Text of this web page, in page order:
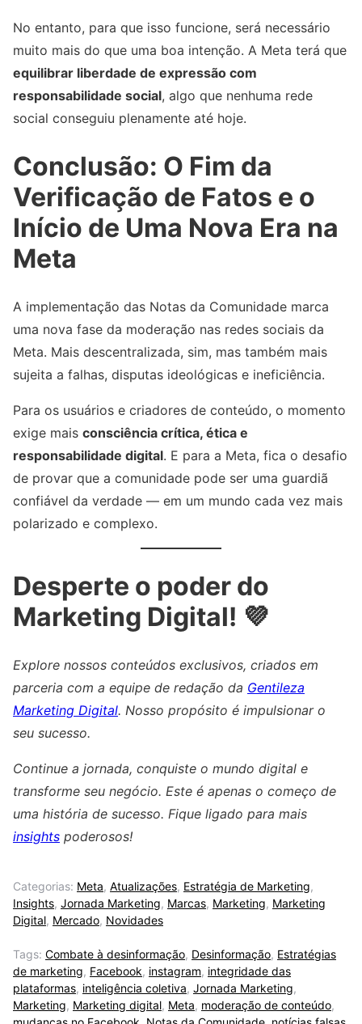
No entanto, para que isso funcione, será necessário
muito mais do que uma boa intenção. A Meta terá que
equilibrar liberdade de expressão com
responsabilidade social, algo que nenhuma rede
social conseguiu plenamente até hoje.
Conclusão: O Fim da
Verificação de Fatos e o
Início de Uma Nova Era na
Meta
A implementação das Notas da Comunidade marca
uma nova fase da moderação nas redes sociais da
Meta. Mais descentralizada, sim, mas também mais
sujeita a falhas, disputas ideológicas e ineficiência.
Para os usuários e criadores de conteúdo, o momento
exige mais consciência crítica, ética e
responsabilidade digital. E para a Meta, fica o desafio
de provar que a comunidade pode ser uma guardiã
confiável da verdade — em um mundo cada vez mais
polarizado e complexo.
Desperte o poder do
Marketing Digital! 💜
Explore nossos conteúdos exclusivos, criados em
parceria com a equipe de redação da Gentileza
Marketing Digital. Nosso propósito é impulsionar o
seu sucesso.
Continue a jornada, conquiste o mundo digital e
transforme seu negócio. Este é apenas o começo de
uma história de sucesso. Fique ligado para mais
insights poderosos!
Categorias: Meta, Atualizações, Estratégia de Marketing,
Insights, Jornada Marketing, Marcas, Marketing, Marketing
Digital, Mercado, Novidades
Tags: Combate à desinformação, Desinformação, Estratégias
de marketing, Facebook, instagram, integridade das
plataformas, inteligência coletiva, Jornada Marketing,
Marketing, Marketing digital, Meta, moderação de conteúdo,